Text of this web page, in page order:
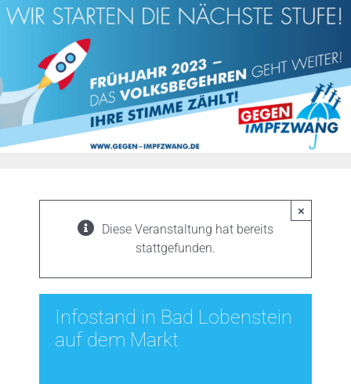
Zum
Inhalt
×
Diese Veranstaltung hat bereits
stattgefunden.
Infostand in Bad Lobenstein
auf dem Markt